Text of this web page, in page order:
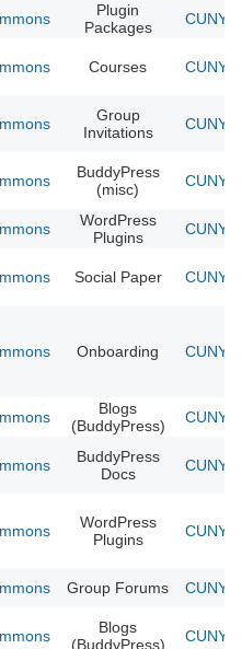
Plugin
Packages
CUNY
Courses CUNY
Group
Invitations
CUNY
BuddyPress
(misc)
CUNY
WordPress
Plugins
CUNY
Social Paper CUNY
Onboarding CUNY
Blogs
(BuddyPress)
CUNY
BuddyPress
Docs
CUNY
WordPress
Plugins
CUNY
Group Forums CUNY
Blogs
(BuddyPress)
CUNY